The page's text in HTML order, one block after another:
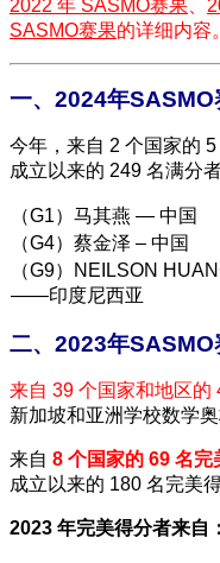
2022 年 SASMO赛果
SASMO赛果的详细内容。
一、2024年SASMO
今年，来自 2 个国家的
成立以来的 249 名满分
（G1）马其燕 — 中国
（G4）蔡金泽 – 中国
（G9）NEILSON
——印度尼西亚
二、2023年SASMO
来自 39 个国家和地区的
新加坡和亚洲学校数学
来自 8 个国家的 69 名完
成立以来的 180 名完美
2023 年完美得分者来自：